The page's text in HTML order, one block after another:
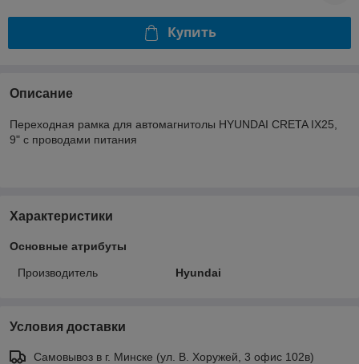
Купить
Описание
Переходная рамка для автомагнитолы HYUNDAI CRETA IX25,
9" с проводами питания
Характеристики
Основные атрибуты
Производитель Hyundai
Условия доставки
Самовывоз в г. Минске (ул. В. Хоружей, 3 офис 102в)